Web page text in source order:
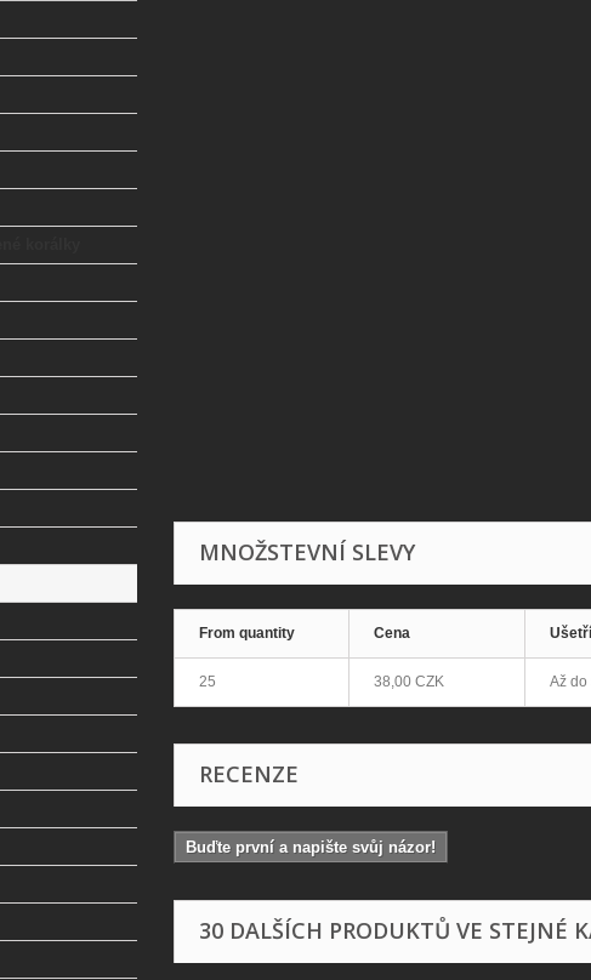
MNOŽSTEVNÍ SLEVY
From quantity Cena
25 38,00 CZK Až do
RECENZE
Buďte první a napište svůj názor!
30 DALŠÍCH PRODUKTŮ VE STEJNÉ